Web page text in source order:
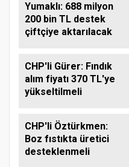
Yumaklı: 688 milyon
200 bin TL destek
çiftçiye aktarılacak
CHP'li Gürer: Fındık
alım fiyatı 370 TL'ye
yükseltilmeli
CHP'li Öztürkmen:
Boz fıstıkta üretici
desteklenmeli